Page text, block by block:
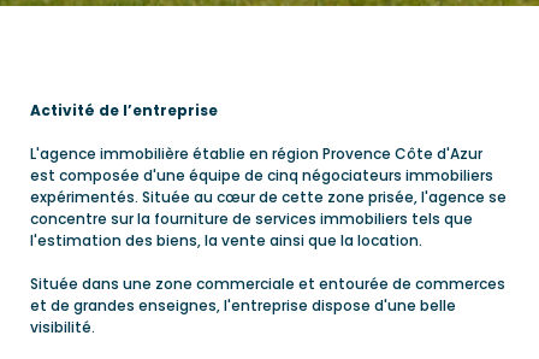
Activité de l’entreprise
L'agence immobilière établie en région Provence Côte d'Azur
est composée d'une équipe de cinq négociateurs immobiliers
expérimentés. Située au cœur de cette zone prisée, l'agence se
concentre sur la fourniture de services immobiliers tels que
l'estimation des biens, la vente ainsi que la location.
Située dans une zone commerciale et entourée de commerces
et de grandes enseignes, l'entreprise dispose d'une belle
visibilité.